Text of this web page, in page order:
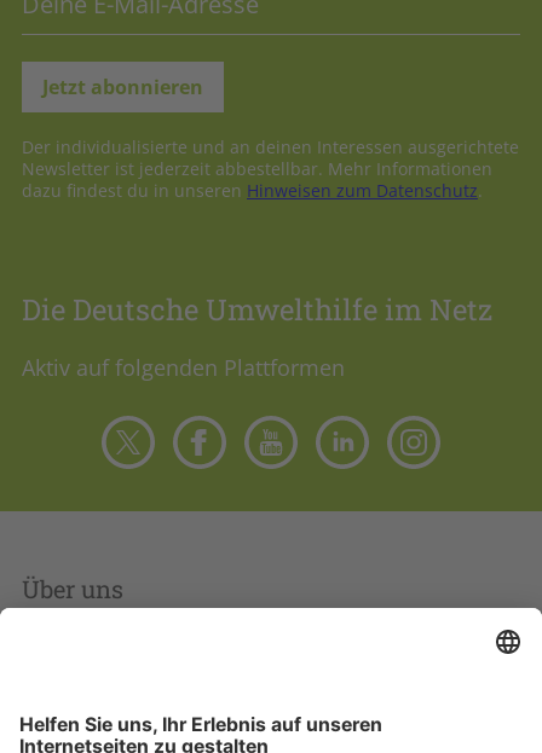
Der individualisierte und an deinen Interessen ausgerichtete
Newsletter ist jederzeit abbestellbar. Mehr Informationen
dazu findest du in unseren Hinweisen zum Datenschutz.
Die Deutsche Umwelthilfe im Netz
Aktiv auf folgenden Plattformen
Über uns